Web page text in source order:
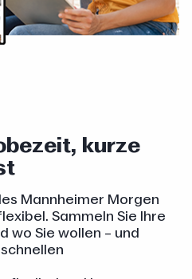
kurze
Mannheimer Morgen
Sammeln Sie Ihre
wo Sie wollen – und